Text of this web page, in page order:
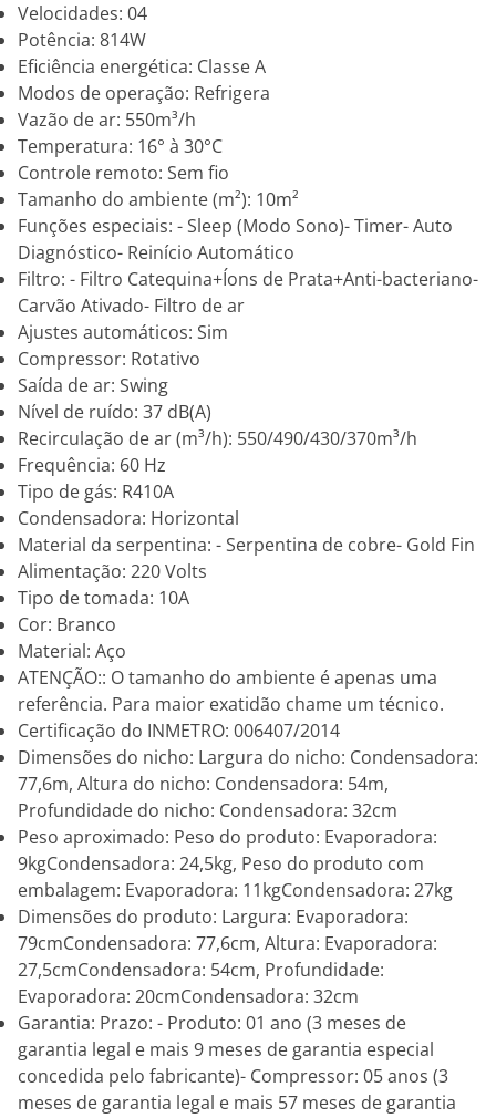
Velocidades: 04
Potência: 814W
Eficiência energética: Classe A
Modos de operação: Refrigera
Vazão de ar: 550m³/h
Temperatura: 16° à 30°C
Controle remoto: Sem fio
Tamanho do ambiente (m²): 10m²
Funções especiais: - Sleep (Modo Sono)- Timer- Auto
Diagnóstico- Reinício Automático
Filtro: - Filtro Catequina+Íons de Prata+Anti-bacteriano-
Carvão Ativado- Filtro de ar
Ajustes automáticos: Sim
Compressor: Rotativo
Saída de ar: Swing
Nível de ruído: 37 dB(A)
Recirculação de ar (m³/h): 550/490/430/370m³/h
Frequência: 60 Hz
Tipo de gás: R410A
Condensadora: Horizontal
Material da serpentina: - Serpentina de cobre- Gold Fin
Alimentação: 220 Volts
Tipo de tomada: 10A
Cor: Branco
Material: Aço
ATENÇÃO:: O tamanho do ambiente é apenas uma
referência. Para maior exatidão chame um técnico.
Certificação do INMETRO: 006407/2014
Dimensões do nicho: Largura do nicho: Condensadora:
77,6m, Altura do nicho: Condensadora: 54m,
Profundidade do nicho: Condensadora: 32cm
Peso aproximado: Peso do produto: Evaporadora:
9kgCondensadora: 24,5kg, Peso do produto com
embalagem: Evaporadora: 11kgCondensadora: 27kg
Dimensões do produto: Largura: Evaporadora:
79cmCondensadora: 77,6cm, Altura: Evaporadora:
27,5cmCondensadora: 54cm, Profundidade:
Evaporadora: 20cmCondensadora: 32cm
Garantia: Prazo: - Produto: 01 ano (3 meses de
garantia legal e mais 9 meses de garantia especial
concedida pelo fabricante)- Compressor: 05 anos (3
meses de garantia legal e mais 57 meses de garantia